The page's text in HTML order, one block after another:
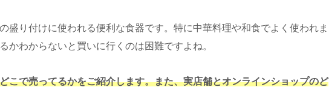
盛り付けに使われる便利な食器です。特に中華料理や和食でよく使われま
かわからないと買いに行くのは困難ですよね。
こで売ってるかをご紹介します。また、実店舗とオンラインショップのど